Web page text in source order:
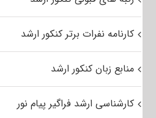
کارنامه نفرات برتر کنکور ارشد
منابع زبان کنکور ارشد
کارشناسی ارشد فراگیر پیام نور